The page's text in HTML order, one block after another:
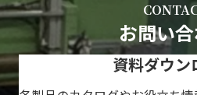
お問い
資料ダウン